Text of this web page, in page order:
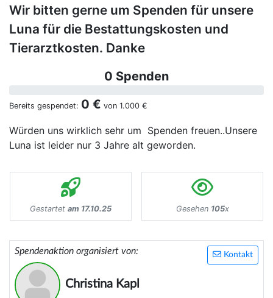
Wir bitten gerne um Spenden für unsere
Luna für die Bestattungskosten und
Tierarztkosten. Danke
0 Spenden
Bereits gespendet: 0 € von 1.000 €
Würden uns wirklich sehr um Spenden freuen..Unsere
Luna ist leider nur 3 Jahre alt geworden.
Gestartet am 17.10.25 Gesehen 105x
Kontakt
Spendenaktion organisiert von:
Christina Kapl